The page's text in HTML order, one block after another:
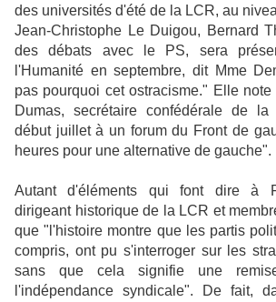
des universités d'été de la LCR, au
Jean-Christophe Le Duigou, Bernard
des débats avec le PS, sera
l'Humanité en septembre, dit Mme
pas pourquoi cet ostracisme." Elle
Dumas, secrétaire confédérale de
début juillet à un forum du Front de
heures pour une alternative de gauche".
Autant d'éléments qui font dire à
dirigeant historique de la LCR et
que "l'histoire montre que les partis
compris, ont pu s'interroger sur les
sans que cela signifie une
l'indépendance syndicale". De fait,